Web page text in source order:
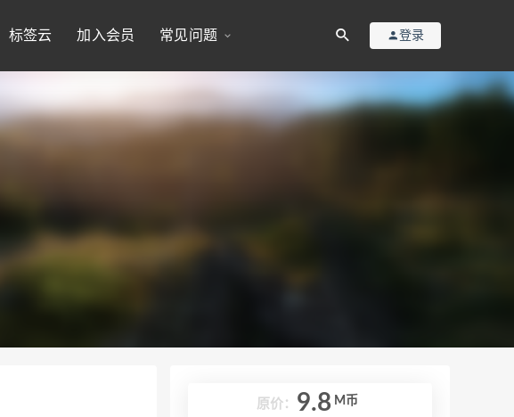
标签云 加入会员 常见问题 登录
原价： 9.8 M币